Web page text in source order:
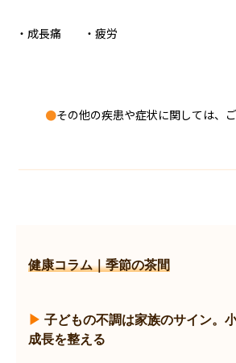
・成長痛 ・疲労
●その他の疾患や症状に関しては、
健康コラム｜季節の茶間
▶︎ 子どもの不調は家族のサイン。
成長を整える